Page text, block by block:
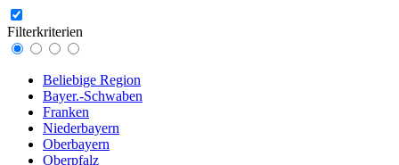
Filterkriterien
Beliebige Region
Bayer.-Schwaben
Franken
Niederbayern
Oberbayern
Oberpfalz